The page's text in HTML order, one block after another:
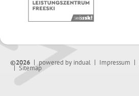
©2026 powered by indual Impressum
Sitemap